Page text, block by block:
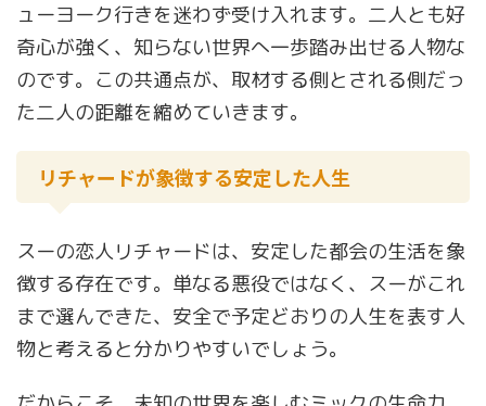
ューヨーク行きを迷わず受け入れます。二人とも好
奇心が強く、知らない世界へ一歩踏み出せる人物な
のです。この共通点が、取材する側とされる側だっ
た二人の距離を縮めていきます。
リチャードが象徴する安定した人生
スーの恋人リチャードは、安定した都会の生活を象
徴する存在です。単なる悪役ではなく、スーがこれ
まで選んできた、安全で予定どおりの人生を表す人
物と考えると分かりやすいでしょう。